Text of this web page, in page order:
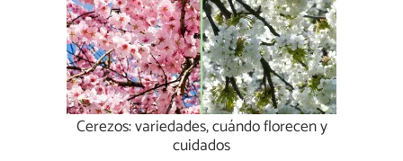
Cerezos: variedades, cuándo florecen y
cuidados